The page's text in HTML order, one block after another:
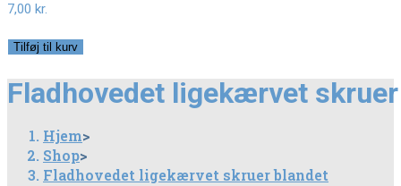
7,00 kr.
Fladhovedet
skruer
antal
Tilføj til kurv
Fladhovedet ligekærvet
Hjem>
Shop>
Fladhovedet ligekærvet skruer blandet